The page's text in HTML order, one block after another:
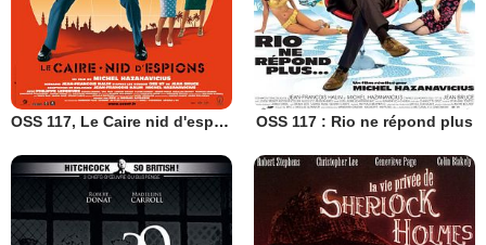
OSS 117, Le Caire nid d'espions OSS 117 : Rio ne répond plus